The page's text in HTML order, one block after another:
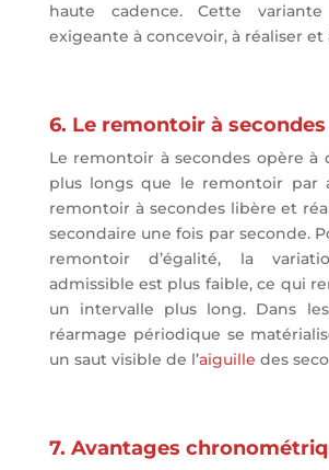
haute cadence. Cette
exigeante à concevoir, à réaliser et
6. Le remontoir à secondes
Le remontoir à secondes opère à
plus longs que le remontoir par
remontoir à secondes libère et
secondaire une fois par seconde.
remontoir d’égalité, la
admissible est plus faible, ce qui
un intervalle plus long. Dans
réarmage périodique se
un saut visible de l’aiguille des
7. Avantages